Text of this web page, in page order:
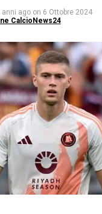
anni ago on 6 Ottobre 2024
CalcioNews24